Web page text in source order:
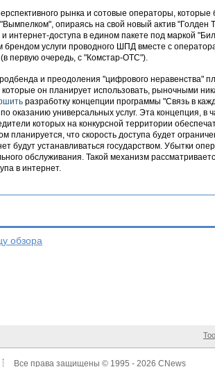
рынка и сотовые операторы,
опираясь на свой новый актив "Голден
интернет-доступа в едином пакете под маркой
брендом услуги проводного ШПД вместе с
первую очередь, с "Комстар-ОТС").
и преодоления "цифрового неравенства"
он планирует использовать, рыночными
разработку концепции программы "Связь в
оказанию универсальных услуг. Эта концепция, в
которых на конкурсной территории
что скорость доступа будет
будут устанавливаться государством. Убытки
обслуживания. Такой механизм
в интернет.
обзора
Все права защищены © 1995 - 2026 CNews